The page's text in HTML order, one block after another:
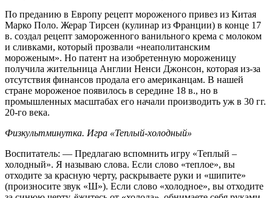
По преданию в Европу рецепт мороженого привез из Китая
Марко Поло. Жерар Тирсен (кулинар из Франции) в конце 17
в. создал рецепт замороженного ванильного крема с молоком
и сливками, который прозвали «неаполитанским
мороженым». Но патент на изобретенную мороженицу
получила жительница Англии Ненси Джонсон, которая из-за
отсутствия финансов продала его американцам. В нашей
стране мороженое появилось в середине 18 в., но в
промышленных масштабах его начали производить уж в 30 гг.
20-го века.
Физкультминутка. Игра «Теплый-холодный»
Воспитатель: — Предлагаю вспомнить игру «Теплый –
холодный». Я называю слова. Если слово «теплое», вы
отходите за красную черту, раскрываете руки и «шипите»
(произносите звук «Ш»). Если слово «холодное», вы отходите